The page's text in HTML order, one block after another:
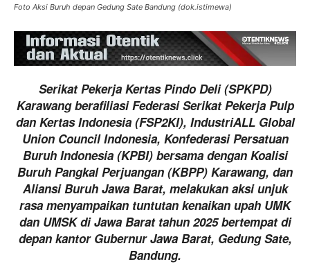
Foto Aksi Buruh depan Gedung Sate Bandung (dok.istimewa)
Serikat Pekerja Kertas Pindo Deli (SPKPD)
Karawang berafiliasi Federasi Serikat Pekerja Pulp
dan Kertas Indonesia (FSP2KI), IndustriALL Global
Union Council Indonesia, Konfederasi Persatuan
Buruh Indonesia (KPBI) bersama dengan Koalisi
Buruh Pangkal Perjuangan (KBPP) Karawang, dan
Aliansi Buruh Jawa Barat, melakukan aksi unjuk
rasa menyampaikan tuntutan kenaikan upah UMK
dan UMSK di Jawa Barat tahun 2025 bertempat di
depan kantor Gubernur Jawa Barat, Gedung Sate,
Bandung.